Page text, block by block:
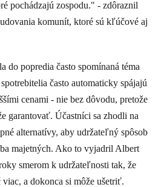
pochádzajú zospodu." - zdôraznil
komunít, ktoré sú kľúčové aj
do popredia často spomínaná téma
často automaticky spájajú
cenami - nie bez dôvodu, pretože
garantovať. Účastníci sa zhodli na
alternatívy, aby udržateľný spôsob
majetných. Ako to vyjadril Albert
smerom k udržateľnosti tak, že
a dokonca si môže ušetriť.